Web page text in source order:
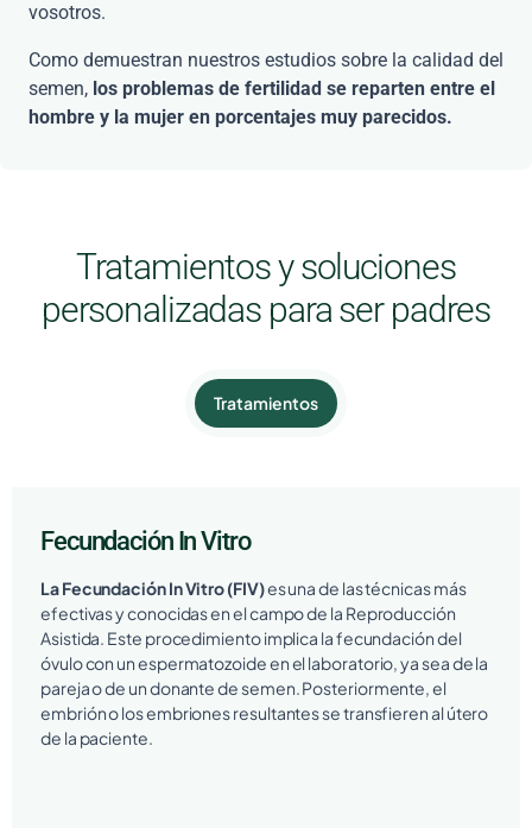
vosotros.
Como demuestran nuestros estudios sobre la calidad del
semen, los problemas de fertilidad se reparten entre el
hombre y la mujer en porcentajes muy parecidos.
Tratamientos y soluciones
personalizadas para ser padres
Tratamientos
Fecundación In Vitro
La Fecundación In Vitro (FIV)es una de las técnicas más
efectivas y conocidas en el campo de la Reproducción
Asistida. Este procedimiento implica la fecundación del
óvulo con un espermatozoide en el laboratorio, ya sea de la
pareja o de un donante de semen. Posteriormente, el
embrión o los embriones resultantes se transfieren al útero
de la paciente.